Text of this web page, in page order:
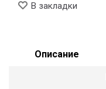
В закладки
Описание